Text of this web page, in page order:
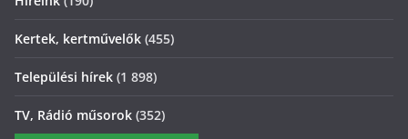
Kertek, kertművelők (455)
Települési hírek (1 898)
TV, Rádió műsorok (352)